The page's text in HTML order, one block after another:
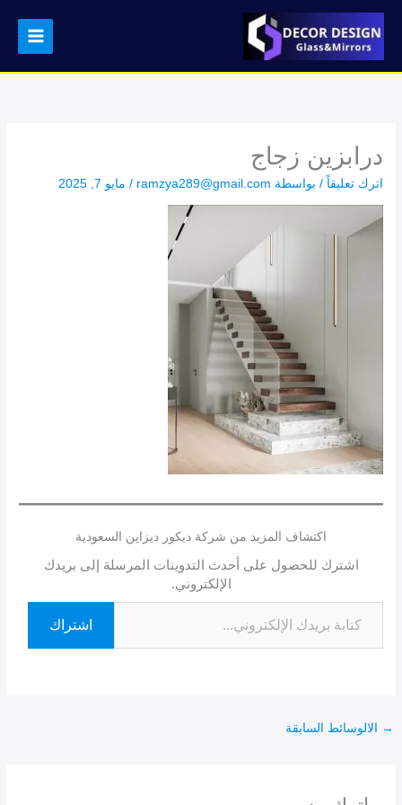
المحتوى
درابزين زجاج
اترك تعليقاً / بواسطة ramzya289@gmail.com
/ مايو 7, 2025
اكتشاف المزيد من شركة ديكور ديزاين السعودية
اشترك للحصول على أحدث التدوينات المرسلة إلى بريدك
الإلكتروني.
اشتراك
→ الالوسائط السابقة